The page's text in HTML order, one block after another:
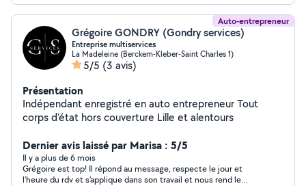
Auto-entrepreneur
Grégoire GONDRY (Gondry services)
Entreprise multiservices
La Madeleine (Berckem-Kleber-Saint Charles 1)
5/5 (3 avis)
Présentation
Indépendant enregistré en auto entrepreneur Tout
corps d'état hors couverture Lille et alentours
Dernier avis laissé par Marisa : 5/5
Il y a plus de 6 mois
Grégoire est top! Il répond au message, respecte le jour et
l'heure du rdv et s'applique dans son travail et nous rend le